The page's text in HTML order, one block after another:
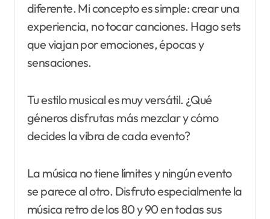
diferente. Mi concepto es simple: crear una
experiencia, no tocar canciones. Hago sets
que viajan por emociones, épocas y
sensaciones.
Tu estilo musical es muy versátil. ¿Qué
géneros disfrutas más mezclar y cómo
decides la vibra de cada evento?
La música no tiene límites y ningún evento
se parece al otro. Disfruto especialmente la
música retro de los 80 y 90 en todas sus